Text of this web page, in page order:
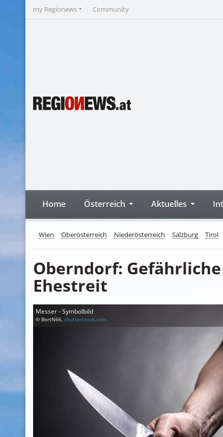
my Regionews Community
Home Österreich Aktuelles
Wien Oberösterreich Niederösterreich Salzburg Tirol
Oberndorf:
Ehestreit
Messer - Symbolbild
© BortN66, shutterstock.com